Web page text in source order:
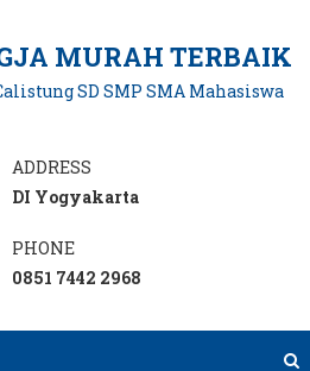
MURAH TERBAIK
SD SMP SMA Mahasiswa
DI Yogyakarta
0851 7442 2968